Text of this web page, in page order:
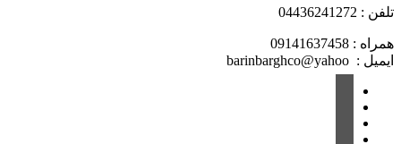
تلفن : 04436241272
همراه : 09141637458
ایمیل : barinbarghco@yahoo